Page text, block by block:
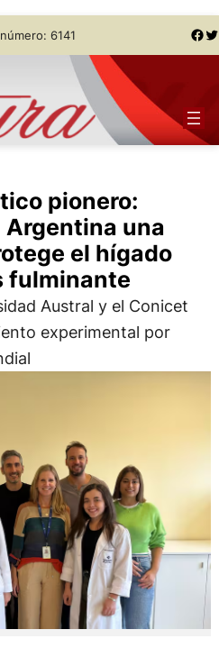
6141 Facebook Twitter
pionero:
una
el hígado
fulminante
Austral y el Conicet
experimental por